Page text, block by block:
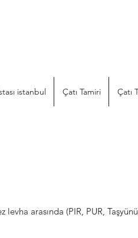
istanbul Çatı Tamiri Çatı
arasında (PIR, PUR,